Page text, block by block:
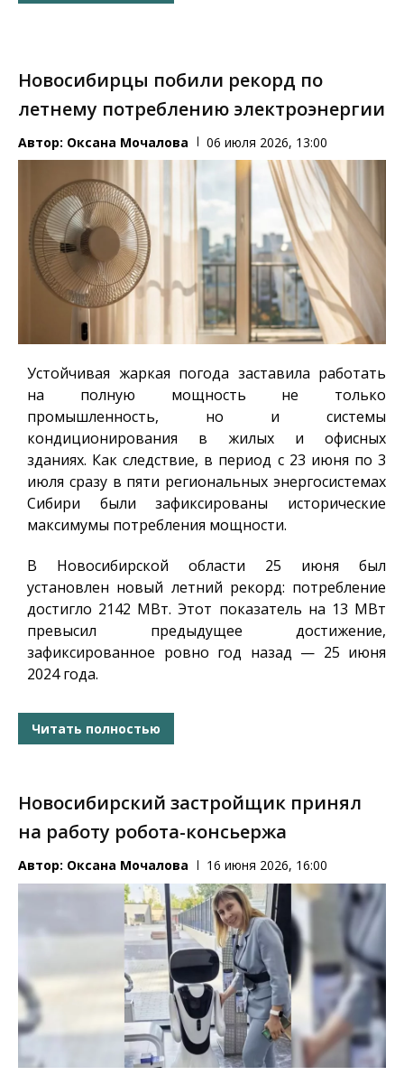
Новосибирцы побили рекорд по
летнему потреблению электроэнергии
Автор: Оксана Мочалова 06 июля 2026, 13:00
Устойчивая жаркая погода заставила работать
на полную мощность не только
промышленность, но и системы
кондиционирования в жилых и офисных
зданиях. Как следствие, в период с 23 июня по 3
июля сразу в пяти региональных энергосистемах
Сибири были зафиксированы исторические
максимумы потребления мощности.
В Новосибирской области 25 июня был
установлен новый летний рекорд: потребление
достигло 2142 МВт. Этот показатель на 13 МВт
превысил предыдущее достижение,
зафиксированное ровно год назад — 25 июня
2024 года.
Читать полностью
Новосибирский застройщик принял
на работу робота-консьержа
Автор: Оксана Мочалова 16 июня 2026, 16:00